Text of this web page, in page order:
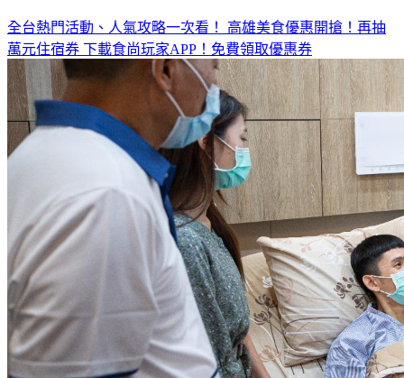
全台熱門活動、人氣攻略一次看！ 高雄美食優惠開搶！再抽
萬元住宿券 下載食尚玩家APP！免費領取優惠券